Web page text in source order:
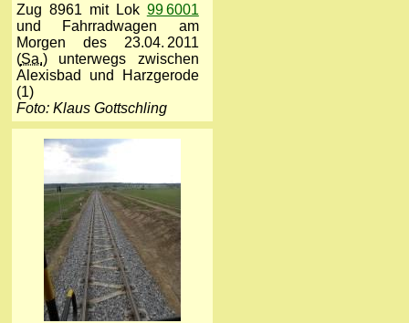
Zug 8961 mit Lok 99 6001
und Fahrradwagen am
Morgen des 23.04. 2011
(Sa.) unterwegs zwischen
Alexisbad und Harzgerode
(1)
Foto: Klaus Gottschling